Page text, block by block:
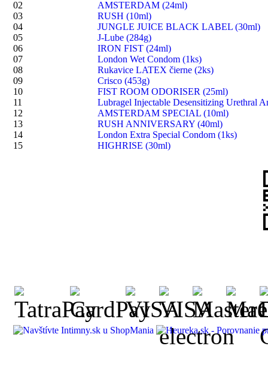
02
AMSTERDAM (24ml)
03
RUSH (10ml)
04
JUNGLE JUICE BLACK LABEL (30ml)
05
J-Lube (284g)
06
IRON FIST (24ml)
07
London Wet Condom (1ks)
08
Rukavice LATEX čierne (2ks)
09
Crisco (453g)
10
FIST ROOM ODORISER (25ml)
11
Lubragel Injectable Desensitizing Urethral
12
AMSTERDAM SPECIAL (10ml)
13
RUSH ANNIVERSARY (40ml)
14
London Extra Special Condom (1ks)
15
HIGHRISE (30ml)